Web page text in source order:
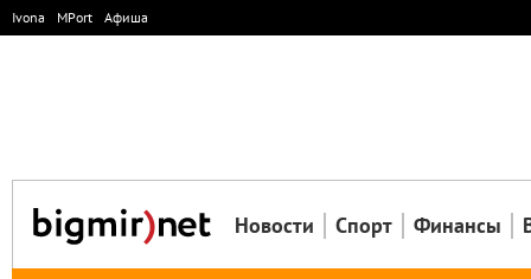
Ivona MPort Афиша
Новости Спорт Финансы